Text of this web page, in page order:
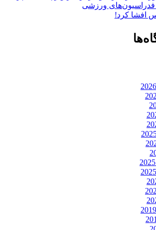
فدراسیون‌های ورزشی
افشا کرد!